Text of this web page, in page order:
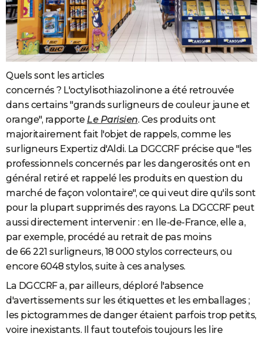
Quels sont les articles
concernés ? L'octylisothiazolinone a été retrouvée
dans certains "grands surligneurs de couleur jaune et
orange", rapporte Le Parisien. Ces produits ont
majoritairement fait l'objet de rappels, comme les
surligneurs Expertiz d'Aldi. La DGCCRF précise que "les
professionnels concernés par les dangerosités ont en
général retiré et rappelé les produits en question du
marché de façon volontaire", ce qui veut dire qu'ils sont
pour la plupart supprimés des rayons. La DGCCRF peut
aussi directement intervenir : en Ile-de-France, elle a,
par exemple, procédé au retrait de pas moins
de 66 221 surligneurs, 18 000 stylos correcteurs, ou
encore 6048 stylos, suite à ces analyses.
La DGCCRF a, par ailleurs, déploré l'absence
d'avertissements sur les étiquettes et les emballages ;
les pictogrammes de danger étaient parfois trop petits,
voire inexistants. Il faut toutefois toujours les lire